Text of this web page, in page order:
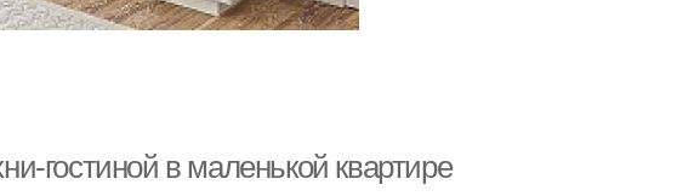
гостиной в маленькой квартире